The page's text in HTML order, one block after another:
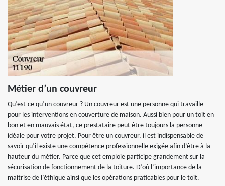
Métier d’un couvreur
Qu’est-ce qu’un couvreur ? Un couvreur est une personne qui travaille
pour les interventions en couverture de maison. Aussi bien pour un toit en
bon et en mauvais état, ce prestataire peut être toujours la personne
idéale pour votre projet. Pour être un couvreur, il est indispensable de
savoir qu’il existe une compétence professionnelle exigée afin d’être à la
hauteur du métier. Parce que cet emploie participe grandement sur la
sécurisation de fonctionnement de la toiture. D’où l’importance de la
maitrise de l’éthique ainsi que les opérations praticables pour le toit.